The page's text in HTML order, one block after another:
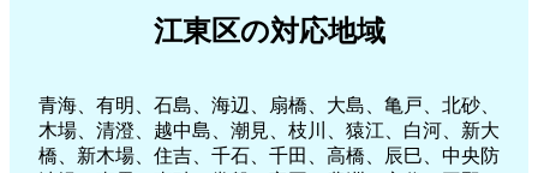
江東区の対応地域
青海、有明、石島、海辺、扇橋、大島、亀戸、北砂、
木場、清澄、越中島、潮見、枝川、猿江、白河、新大
橋、新木場、住吉、千石、千田、高橋、辰巳、中央防